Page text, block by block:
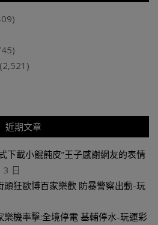
(2,521)
近期文章
下載小餛飩皮”王子感謝網友的表情
3 日
狂歐博百家樂歡 防暴警察出動-玩
機率擊:全境停電 基輔停水-玩運彩